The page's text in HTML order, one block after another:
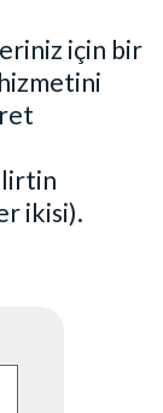
için bir
ikisi).